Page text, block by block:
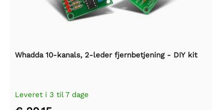
Whadda 10-kanals, 2-leder fjernbetjening - DIY kit
Leveret i 3 til 7 dage